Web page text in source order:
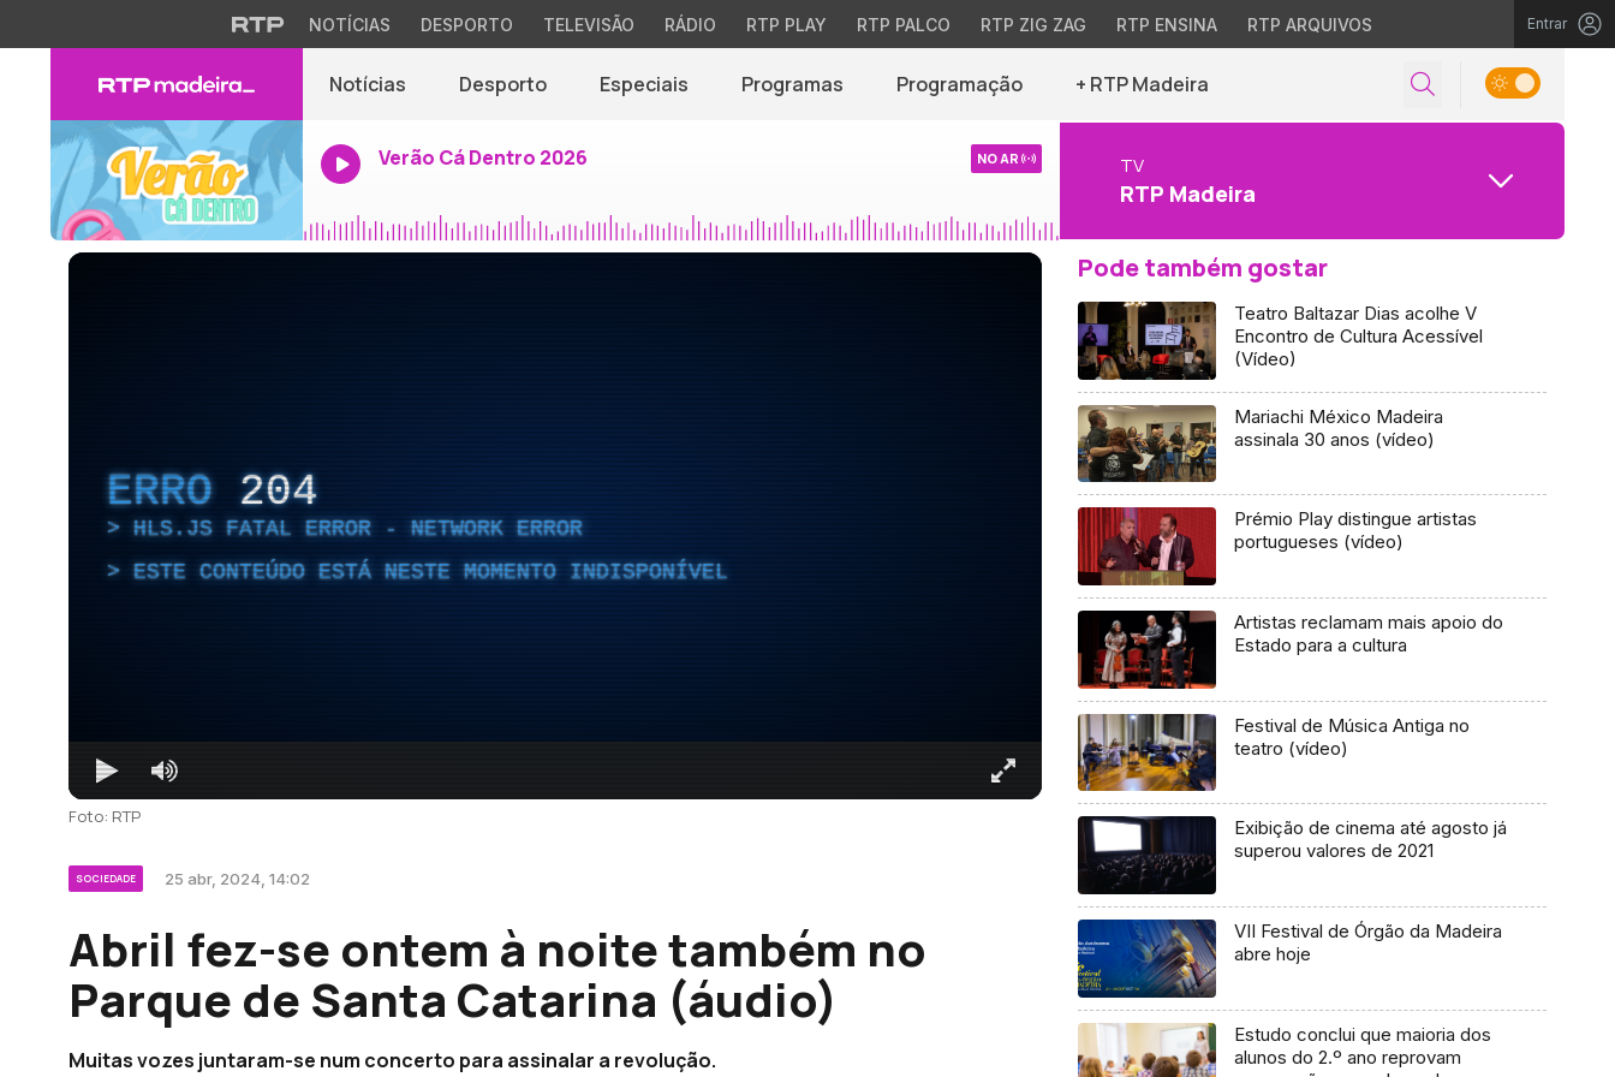
NOTÍCIAS DESPORTO TELEVISÃO RÁDIO RTP PLAY RTP PALCO RTP ZIG ZAG RTP ENSINA RTP ARQUIVOS Entrar
Notícias Desporto Especiais Programas Programação + RTP Madeira
Verão Cá Dentro 2026 NO AR TV
RTP Madeira
ERRO 204
HLS.JS FATAL ERROR - NETWORK ERROR
ESTE CONTEÚDO ESTÁ NESTE MOMENTO INDISPONÍVEL
Foto: RTP
SOCIEDADE 25 abr, 2024, 14:02
Abril fez-se ontem à noite também no
Parque de Santa Catarina (áudio)
Muitas vozes juntaram-se num concerto para assinalar a revolução.
Pode também gostar
Teatro Baltazar Dias acolhe V
Encontro de Cultura Acessível
(Vídeo)
Mariachi México Madeira
assinala 30 anos (vídeo)
Prémio Play distingue artistas
portugueses (vídeo)
Artistas reclamam mais apoio do
Estado para a cultura
Festival de Música Antiga no
teatro (vídeo)
Exibição de cinema até agosto já
superou valores de 2021
VII Festival de Órgão da Madeira
abre hoje
Estudo conclui que maioria dos
alunos do 2.º ano reprovam